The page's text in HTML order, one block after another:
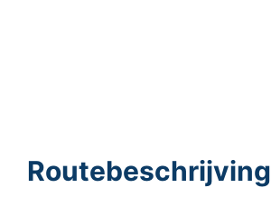
Routebeschrijving